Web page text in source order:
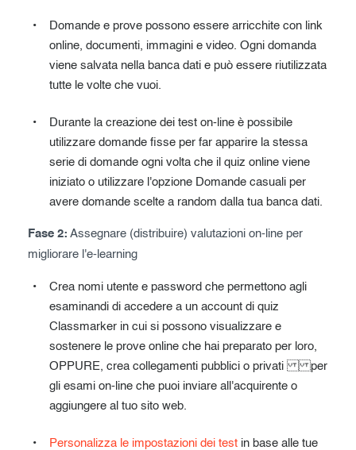
Advanced settings
ClassMarker Monitor
ClassMarker API
Our customers
Domande e prove possono essere arricchite con link
online, documenti, immagini e video. Ogni domanda
viene salvata nella banca dati e può essere riutilizzata
tutte le volte che vuoi.
Durante la creazione dei test on-line è possibile
utilizzare domande fisse per far apparire la stessa
serie di domande ogni volta che il quiz online viene
iniziato o utilizzare l'opzione Domande casuali per
avere domande scelte a random dalla tua banca dati.
Fase 2: Assegnare (distribuire) valutazioni on-line per
migliorare l'e-learning
Crea nomi utente e password che permettono agli
esaminandi di accedere a un account di quiz
Classmarker in cui si possono visualizzare e
sostenere le prove online che hai preparato per loro,
OPPURE, crea collegamenti pubblici o privati per
gli esami on-line che puoi inviare all'acquirente o
aggiungere al tuo sito web.
Personalizza le impostazioni dei test in base alle tue